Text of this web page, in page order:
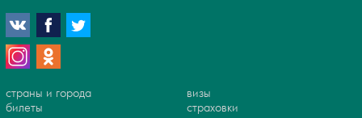
страны и города
билеты
визы
страховки